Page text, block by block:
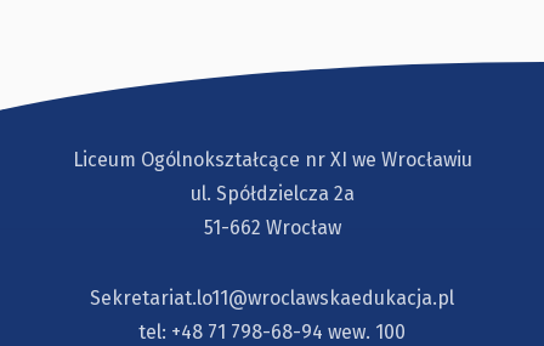
Liceum Ogólnokształcące nr XI we Wrocławiu
ul. Spółdzielcza 2a
51-662 Wrocław
Sekretariat.lo11@wroclawskaedukacja.pl
tel: +48 71 798-68-94 wew. 100